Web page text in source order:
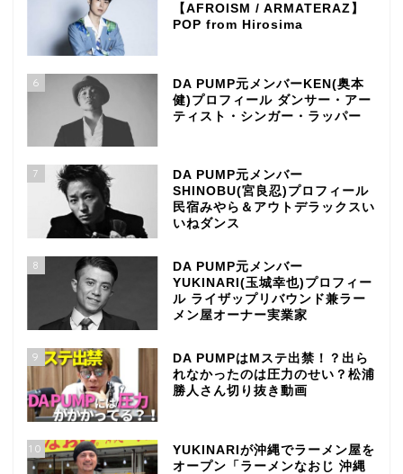
【AFROISM / ARMATERAZ】
POP from Hirosima
6
DA PUMP元メンバーKEN(奥本
健)プロフィール ダンサー・アー
ティスト・シンガー・ラッパー
7
DA PUMP元メンバー
SHINOBU(宮良忍)プロフィール
民宿みやら＆アウトデラックスい
いねダンス
8
DA PUMP元メンバー
YUKINARI(玉城幸也)プロフィー
ル ライザップリバウンド兼ラー
メン屋オーナー実業家
9
DA PUMPはMステ出禁！？出ら
れなかったのは圧力のせい？松浦
勝人さん切り抜き動画
10
YUKINARIが沖縄でラーメン屋を
オープン「ラーメンなおじ 沖縄